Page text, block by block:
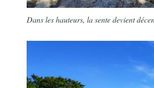
Dans les hauteurs, la sente devient